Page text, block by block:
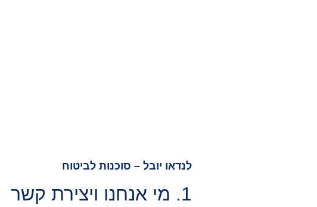
לנדאו יובל – סוכנות לביטוח
1. מי אנחנו ויצירת קשר